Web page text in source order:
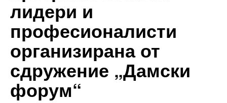
лидери и
професионалисти
организирана от
сдружение „Дамски
форум“